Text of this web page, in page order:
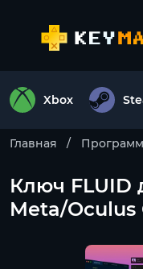
Xbox
Главная
Ключ FLUID
Meta/Oculus